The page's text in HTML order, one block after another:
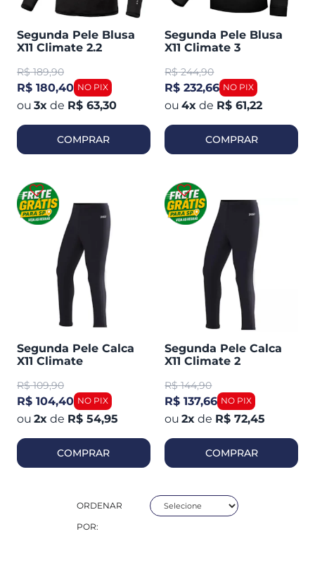
Segunda Pele Blusa
X11 Climate 2.2
R$ 189,90
R$ 180,40
3x de R$ 63,30
COMPRAR
Segunda Pele Blusa
X11 Climate 3
R$ 244,90
R$ 232,66
4x de R$ 61,22
COMPRAR
Segunda Pele Calca
X11 Climate
R$ 109,90
R$ 104,40
2x de R$ 54,95
COMPRAR
Segunda Pele Calca
X11 Climate 2
R$ 144,90
R$ 137,66
2x de R$ 72,45
COMPRAR
ORDENAR
POR: